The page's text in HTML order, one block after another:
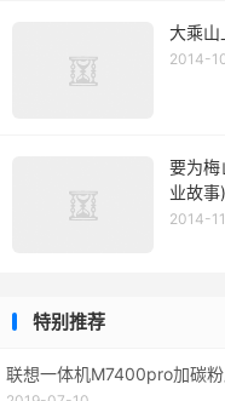
大乘山
2014-
要为梅
业故事)
2014-
特别推荐
联想一体机M7400pro加碳